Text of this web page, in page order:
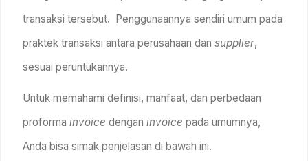
transaksi tersebut. Penggunaannya sendiri umum pada
praktek transaksi antara perusahaan dan supplier,
sesuai peruntukannya.
Untuk memahami definisi, manfaat, dan perbedaan
proforma invoice dengan invoice pada umumnya,
Anda bisa simak penjelasan di bawah ini.